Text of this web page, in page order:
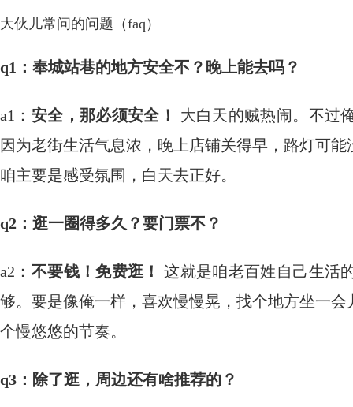
大伙儿常问的问题（faq）
q1：奉城站巷的地方安全不？晚上能去吗？
a1： 安全，那必须安全！
大白天的贼热闹。不过
因为老街生活气息浓，晚上店铺关得早，路灯可能
咱主要是感受氛围，白天去正好。
q2：逛一圈得多久？要门票不？
a2： 不要钱！免费逛！
这就是咱老百姓自己生活
够。要是像俺一样，喜欢慢慢晃，找个地方坐一会
个慢悠悠的节奏。
q3：除了逛，周边还有啥推荐的？